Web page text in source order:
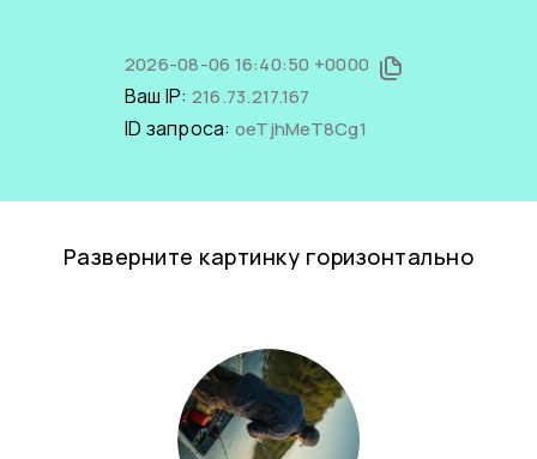
2026-08-06 16:40:50 +0000
Ваш IP: 216.73.217.167
ID запроса: oeTjhMeT8Cg1
Разверните картинку горизонтально